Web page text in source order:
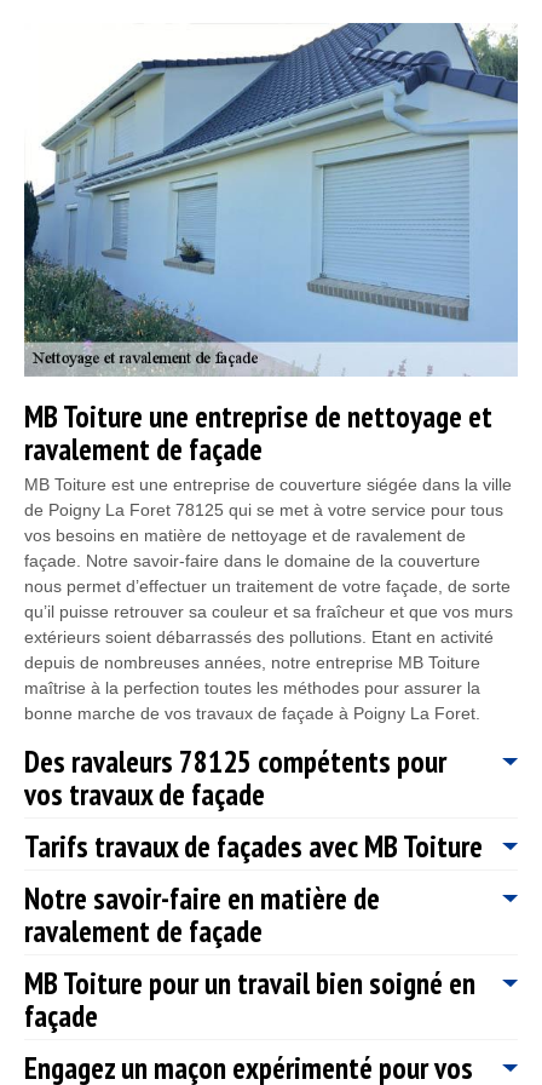
MB Toiture une entreprise de nettoyage et
ravalement de façade
MB Toiture est une entreprise de couverture siégée dans la ville
de Poigny La Foret 78125 qui se met à votre service pour tous
vos besoins en matière de nettoyage et de ravalement de
façade. Notre savoir-faire dans le domaine de la couverture
nous permet d’effectuer un traitement de votre façade, de sorte
qu’il puisse retrouver sa couleur et sa fraîcheur et que vos murs
extérieurs soient débarrassés des pollutions. Etant en activité
depuis de nombreuses années, notre entreprise MB Toiture
maîtrise à la perfection toutes les méthodes pour assurer la
bonne marche de vos travaux de façade à Poigny La Foret.
Des ravaleurs 78125 compétents pour
vos travaux de façade
Nous avons à notre disposition des ravaleurs 78125 qui
pour entreprendre vos travaux de ravalement de façade et cela
quel que soit le type de votre façade : en bois, plâtre, en béton.
Que vous souhaitez : nettoyer, peindre, faire des travaux de
ravalement ; vous pouvez compter sur nos ravaleurs 78125
professionnel. Peu importe la superficie de la surface à
travailler, nos ravaleurs s’auront s’adapter. Votre façade sera
de notre entreprise MB Toiture.
Tarifs travaux de façades avec MB Toiture
Les tarifs pour un travail de façade ne sont pas fixes. En effet,
cela dépend de la surface à travailler ; du type de matériau de
votre façade : en bois, plâtre, en béton ; des finitions que vous
souhaitez avoir : talochée, frottée, rustique et aplatie. Nous
avons conscience qu’effectuez des travaux de façade, demande
un investissement conséquent et c’est ce qui fait reculer les
gens. Et c’est particulièrement pour cela que notre entreprise
MB Toiture effectue des travaux adaptés à votre budget. Ainsi,
Notre savoir-faire en matière de
ravalement de façade
Notre entreprise MB Toiture est spécialisée dans le domaine de
la couverture. Le ravalement de façade est une intervention que
nous maîtrisons à la perfection. Nous disposons des savoir-faire
et des compétences nécessaires pour prendre en main tous vos
MB Toiture pour un travail bien soigné en
façade
Notre entreprise de couverture MB Toiture par une évaluation
Engagez un maçon expérimenté pour vos